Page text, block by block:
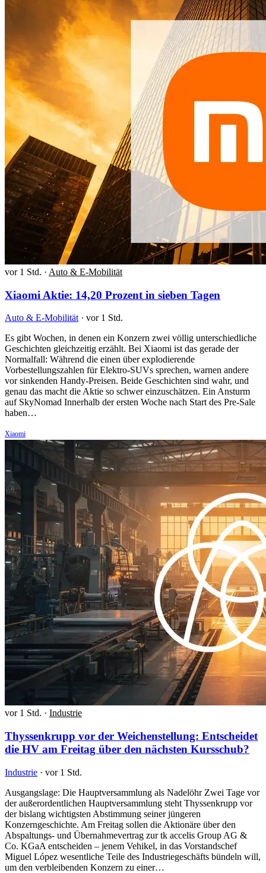
vor 1 Std. · Auto & E-Mobilität
Xiaomi Aktie: 14,20 Prozent in sieben Tagen
Auto & E-Mobilität · vor 1 Std.
Es gibt Wochen, in denen ein Konzern zwei völlig unterschiedliche
Geschichten gleichzeitig erzählt. Bei Xiaomi ist das gerade der
Normalfall: Während die einen über explodierende
Vorbestellungszahlen für Elektro-SUVs sprechen, warnen andere
vor sinkenden Handy-Preisen. Beide Geschichten sind wahr, und
genau das macht die Aktie so schwer einzuschätzen. Ein Ansturm
auf SkyNomad Innerhalb der ersten Woche nach Start des Pre-Sale
haben…
Xiaomi
vor 1 Std. · Industrie
Thyssenkrupp vor der Weichenstellung: Entscheidet
die HV am Freitag über den nächsten Kursschub?
Industrie · vor 1 Std.
Ausgangslage: Die Hauptversammlung als Nadelöhr Zwei Tage vor
der außerordentlichen Hauptversammlung steht Thyssenkrupp vor
der bislang wichtigsten Abstimmung seiner jüngeren
Konzerngeschichte. Am Freitag sollen die Aktionäre über den
Abspaltungs- und Übernahmevertrag zur tk accelis Group AG &
Co. KGaA entscheiden – jenem Vehikel, in das Vorstandschef
Miguel López wesentliche Teile des Industriegeschäfts bündeln will,
um den verbleibenden Konzern zu einer…